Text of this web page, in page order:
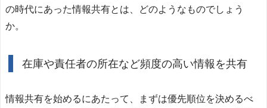
の時代にあった情報共有とは、どのようなものでしょう
か。
在庫や責任者の所在など頻度の高い情報を共有
情報共有を始めるにあたって、まずは優先順位を決めるべ